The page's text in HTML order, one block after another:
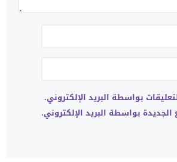
بواسطة البريد الإلكتروني.
الجديدة بواسطة البريد الإلكتروني.